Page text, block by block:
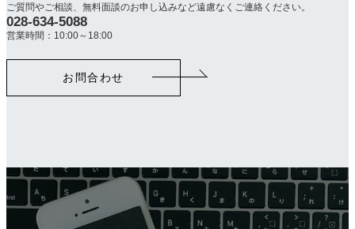
ご質問やご相談、無料面談のお申し込みなど遠慮なくご連絡ください。
カ
ラ
ク
028-634-5088
営業時間：10:00～18:00
お問合わせ